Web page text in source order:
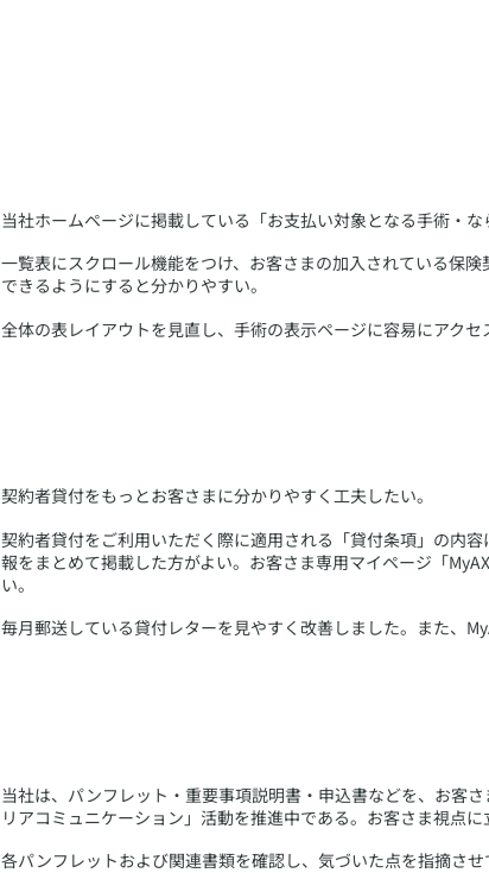
当社ホームページに掲載している「お支払い対象となる手術・
一覧表にスクロール機能をつけ、お客さまの加入されている保
できるようにすると分かりやすい。
全体の表レイアウトを見直し、手術の表示ページに容易にアク
​契約者貸付をもっとお客さまに分かりやすく工夫したい。
契約者貸付をご利用いただく際に適用される「貸付条項」の内
報をまとめて掲載した方がよい。お客さま専用マイページ「
い。
毎月郵送している貸付レターを見やすく改善しました。また、
当社は、パンフレット・重要事項説明書・申込書などを、お客
リアコミュニケーション」活動を推進中である。お客さま視点に
各パンフレットおよび関連書類を確認し、気づいた点を指摘させ